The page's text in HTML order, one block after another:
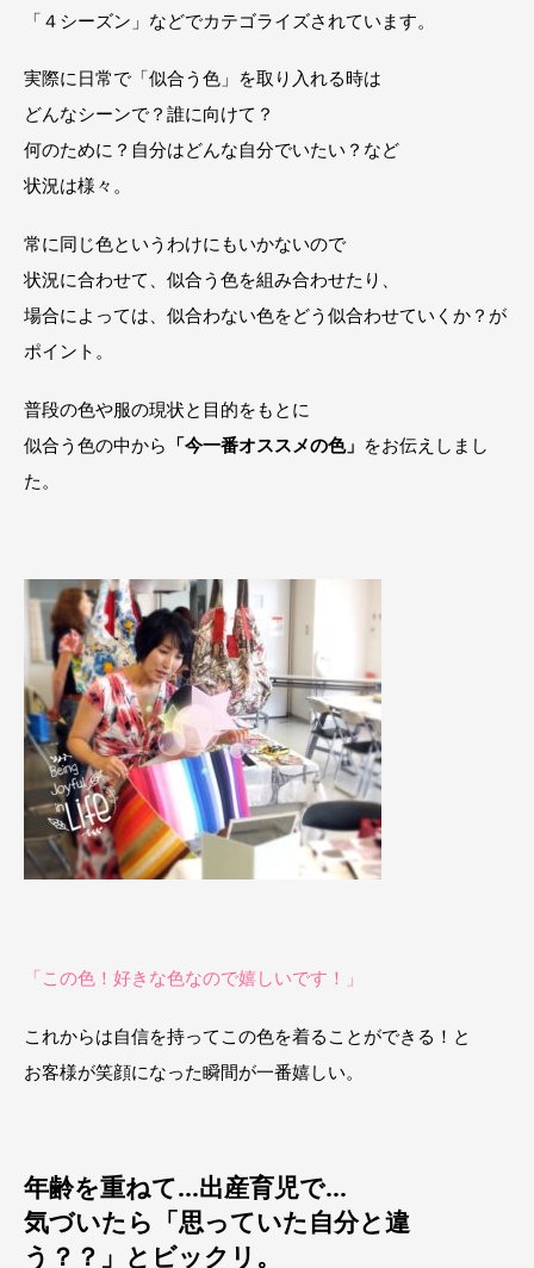
「４シーズン」などでカテゴライズされています。
実際に日常で「似合う色」を取り入れる時は
どんなシーンで？誰に向けて？
何のために？自分はどんな自分でいたい？など
状況は様々。
常に同じ色というわけにもいかないので
状況に合わせて、似合う色を組み合わせたり、
場合によっては、似合わない色をどう似合わせていくか？が
ポイント。
普段の色や服の現状と目的をもとに
似合う色の中から 「今一番オススメの色」 をお伝えしまし
た。
「この色！好きな色なので嬉しいです！」
これからは自信を持ってこの色を着ることができる！と
お客様が笑顔になった瞬間が一番嬉しい。
年齢を重ねて…出産育児で…
気づいたら「思っていた自分と違
う？？」とビックリ。